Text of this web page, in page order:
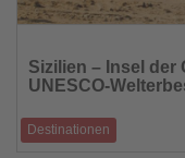
die
Nachrichten
Sizilien – Insel der
UNESCO-
Destinationen